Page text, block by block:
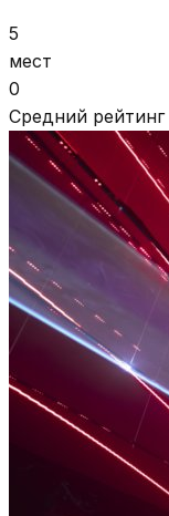
5
мест
0
Средний рейтинг